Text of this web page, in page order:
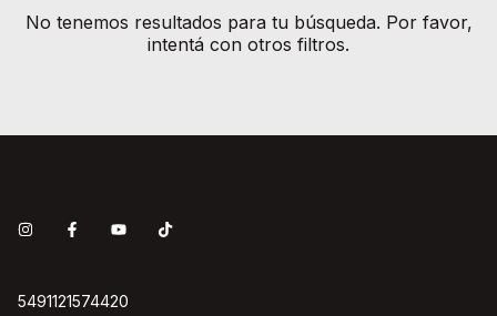
No tenemos resultados para tu búsqueda. Por favor,
intentá con otros filtros.
5491121574420